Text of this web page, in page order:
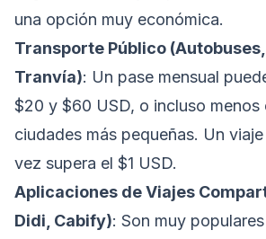
una opción muy económica.
Transporte Público
Tranvía): Un pase mensual
$20 y $60 USD, o incluso menos
ciudades más pequeñas. Un
vez supera el $1 USD.
Aplicaciones de Viajes
Didi, Cabify): Son muy